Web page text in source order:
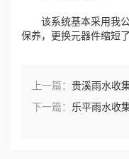
该系统基本采用我公
保养，更换元器件缩短
上一篇： 贵溪雨水收
下一篇： 乐平雨水收